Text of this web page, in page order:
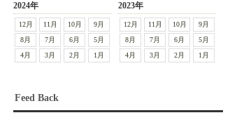
2024年
12月 11月 10月
9月
8月
7月 6月
5月
4月
3月 2月 1月
2023年
12月 11月 10月
9月
8月
7月 6月
5月
4月
3月 2月 1月
Feed Back